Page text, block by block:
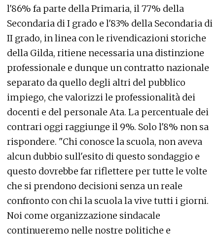
l'86% fa parte della Primaria, il 77% della
Secondaria di I grado e l'83% della Secondaria di
II grado, in linea con le rivendicazioni storiche
della Gilda, ritiene necessaria una distinzione
professionale e dunque un contratto nazionale
separato da quello degli altri del pubblico
impiego, che valorizzi le professionalità dei
docenti e del personale Ata. La percentuale dei
contrari oggi raggiunge il 9%. Solo l'8% non sa
rispondere. "Chi conosce la scuola, non aveva
alcun dubbio sull'esito di questo sondaggio e
questo dovrebbe far riflettere per tutte le volte
che si prendono decisioni senza un reale
confronto con chi la scuola la vive tutti i giorni.
Noi come organizzazione sindacale
continueremo nelle nostre politiche e